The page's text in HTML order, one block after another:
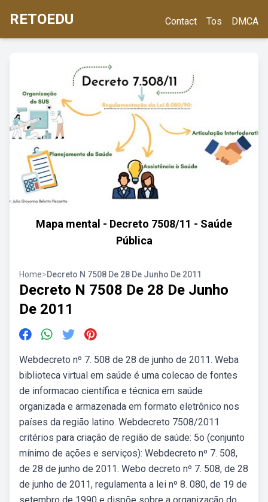
RETOEDU Contact Tos DMCA
Mapa mental - Decreto 7508/11 - Saúde
Pública
Home>Decreto N 7508 De 28 De Junho De 2011
Decreto N 7508 De 28 De Junho
De 2011
Webdecreto nº 7. 508 de 28 de junho de 2011. Weba
biblioteca virtual em saúde é uma colecao de fontes
de informacao científica e técnica em saúde
organizada e armazenada em formato eletrônico nos
países da região latino. Webdecreto 7508/2011
critérios para criação de região de saúde: 5o (conjunto
mínimo de ações e serviços): Webdecreto nº 7. 508,
de 28 de junho de 2011. Webo decreto nº 7. 508, de 28
de junho de 2011, regulamenta a lei nº 8. 080, de 19 de